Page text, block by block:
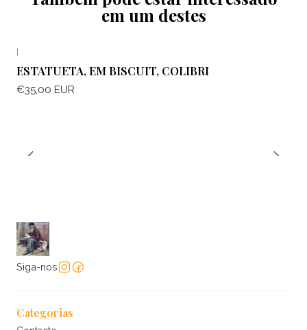
em um destes
ESTATUETA, EM BISCUIT, COLIBRI
€35,00 EUR
Siga-nos
Categorias